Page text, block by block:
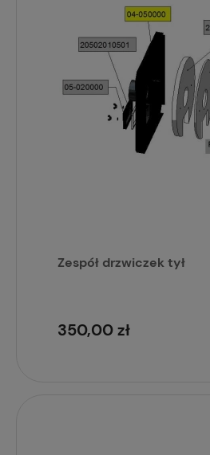
Zespół drzwiczek tył
350,00 zł